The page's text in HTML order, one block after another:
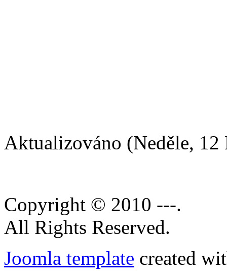
Aktualizováno (Neděle,
Copyright © 2010 ---.
All Rights Reserved.
Joomla template created